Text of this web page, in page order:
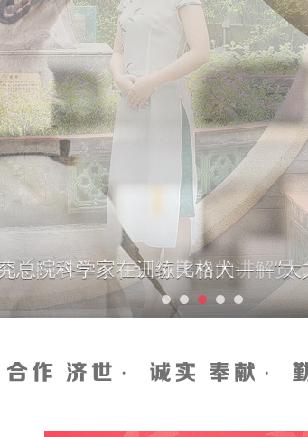
总院科学家在训练比格犬——“大